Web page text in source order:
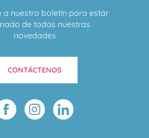
a nuestro boletín para estar
de todas nuestras
novedades
CONTÁCTENOS